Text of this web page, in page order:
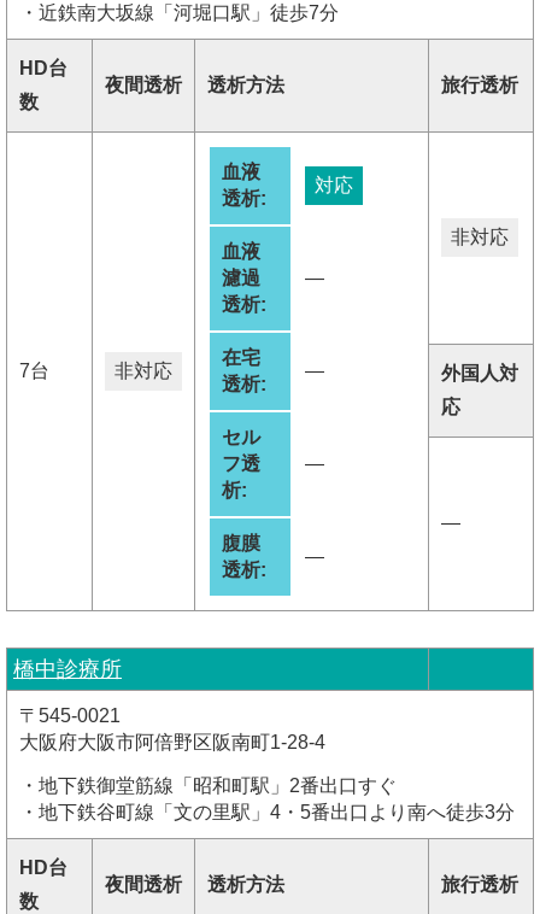
・近鉄南大坂線「河堀口駅」徒歩7分
HD台
数
夜間透析 透析方法 旅行透析
7台 非対応
血液
透析:
対応
血液
濾過
透析:
―
在宅
透析:
―
セル
フ透
析:
―
腹膜
透析:
―
非対応
外国人対
応
―
橋中診療所
〒545-0021
大阪府大阪市阿倍野区阪南町1-28-4
・地下鉄御堂筋線「昭和町駅」2番出口すぐ
・地下鉄谷町線「文の里駅」4・5番出口より南へ徒歩3分
HD台
数
夜間透析 透析方法 旅行透析